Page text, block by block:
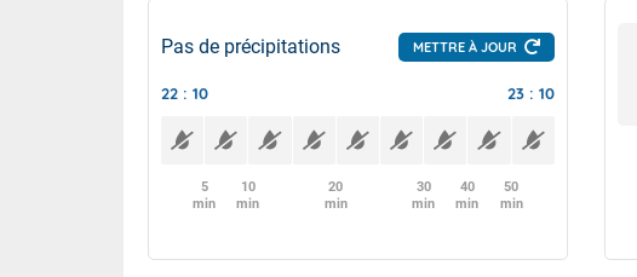
Pas de précipitations METTRE À JOUR
22 : 10 23 : 10
5
min
10
min
20
min
30
min
40
min
50
min